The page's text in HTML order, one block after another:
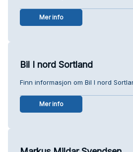
Mer info
Bil I nord Sortland
Finn informasjon om Bil I nord
Mer info